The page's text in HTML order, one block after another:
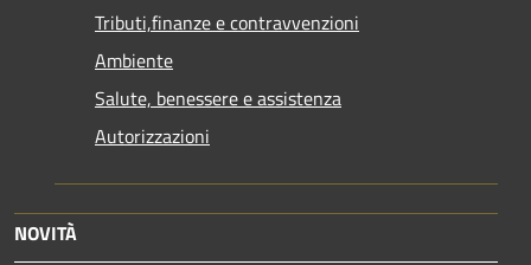
Tributi,finanze e contravvenzioni
Ambiente
Salute, benessere e assistenza
Autorizzazioni
NOVITÀ